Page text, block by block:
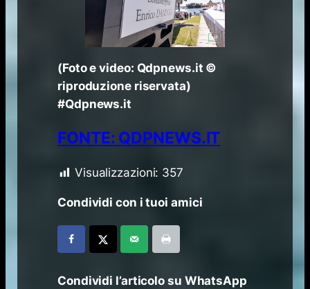
(Foto e video: Qdpnews.it ©️
riproduzione riservata)
#Qdpnews.it
FONTE: QDPNEWS.IT
Visualizzazioni: 357
Condividi con i tuoi amici
Condividi l’articolo su WhatsApp